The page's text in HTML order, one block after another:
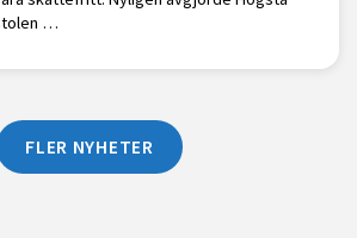
…
FLER NYHETER